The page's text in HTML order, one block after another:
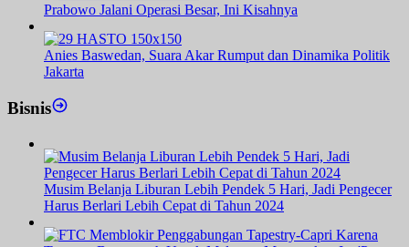
Prabowo Jalani Operasi Besar, Ini Kisahnya
Anies Baswedan, Suara Akar Rumput dan Dinamika Politik
Jakarta
Bisnis
Musim Belanja Liburan Lebih Pendek 5 Hari, Jadi Pengecer
Harus Berlari Lebih Cepat di Tahun 2024